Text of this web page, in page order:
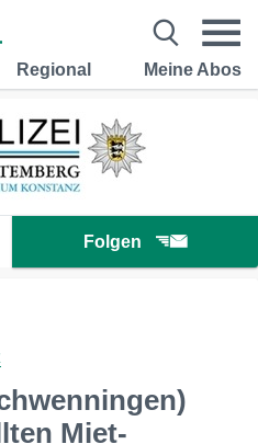
Regional Meine Abos
Folgen
Miet-